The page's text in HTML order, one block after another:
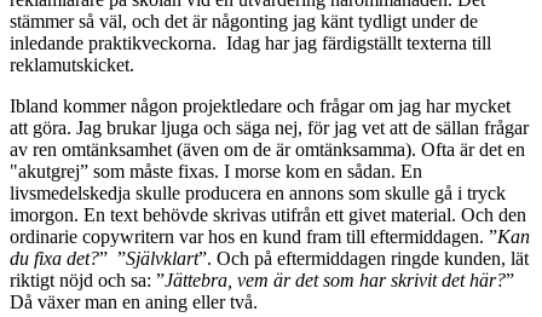
stämmer så väl, och det är någonting jag känt tydligt under de
inledande praktikveckorna. Idag har jag färdigställt texterna till
reklamutskicket.
Ibland kommer någon projektledare och frågar om jag har mycket
att göra. Jag brukar ljuga och säga nej, för jag vet att de sällan frågar
av ren omtänksamhet (även om de är omtänksamma). Ofta är det en
"akutgrej” som måste fixas. I morse kom en sådan. En
livsmedelskedja skulle producera en annons som skulle gå i tryck
imorgon. En text behövde skrivas utifrån ett givet material. Och den
ordinarie copywritern var hos en kund fram till eftermiddagen. ”Kan
du fixa det?” ”Självklart”. Och på eftermiddagen ringde kunden, lät
riktigt nöjd och sa: ”Jättebra, vem är det som har skrivit det här?”
Då växer man en aning eller två.